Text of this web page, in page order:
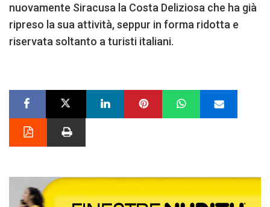
nuovamente Siracusa la Costa Deliziosa che ha già
ripreso la sua attività, seppur in forma ridotta e
riservata soltanto a turisti italiani.